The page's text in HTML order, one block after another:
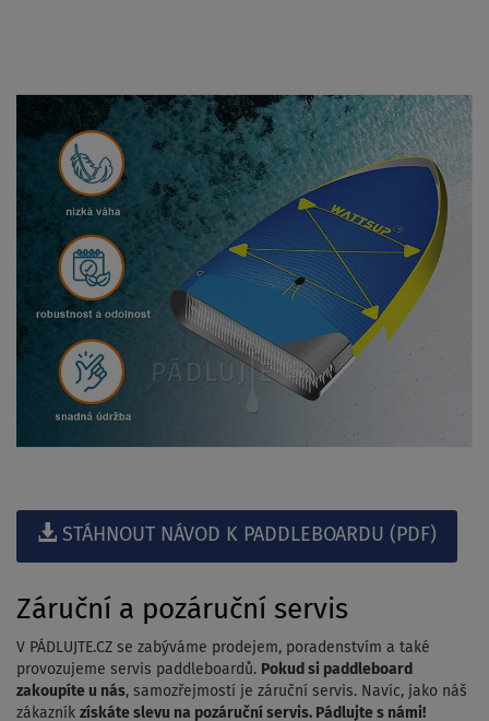
STÁHNOUT NÁVOD K PADDLEBOARDU (PDF)
Záruční a pozáruční servis
V PÁDLUJTE.CZ se zabýváme prodejem, poradenstvím a také
provozujeme servis paddleboardů. Pokud si paddleboard
zakoupíte u nás, samozřejmostí je záruční servis. Navíc, jako náš
zákazník získáte slevu na pozáruční servis. Pádlujte s námi!